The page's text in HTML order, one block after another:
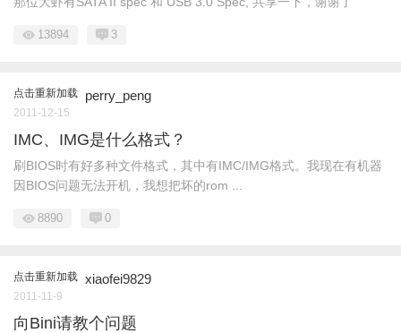
13894 3
点击重新加载 perry_peng
2011-12-15
IMC、IMG是什么格式？
刷BIOS时有好多种文件格式，其中有IMC/IMG格式。我现在有机器
因BIOS问题无法开机，我想把坏的rom ...
8890 0
点击重新加载 xiaofei9829
2011-11-9
向Bini请教个问题